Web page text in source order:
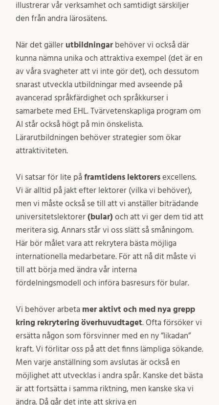
illustrerar vår verksamhet och samtidigt särskiljer
den från andra lärosätens.
När det gäller utbildningarbehöver vi också där
kunna nämna unika och attraktiva exempel (det är en
av våra svagheter att vi inte gör det), och dessutom
snarast utveckla utbildningar med avseende på
avancerad språkfärdighet och språkkurser i
samarbete med EHL. Tvärvetenskapliga program om
AI står också högt på min önskelista.
Lärarutbildningen behöver strategier som ökar
attraktiviteten.
Vi satsar för lite på framtidens lektorers excellens.
Vi är alltid på jakt efter lektorer (vilka vi behöver),
men vi måste också se till att vi anställer biträdande
universitetslektorer (bular) och att vi ger dem tid att
meritera sig. Annars står vi oss slätt så småningom.
Här bör målet vara att rekrytera bästa möjliga
internationella medarbetare. För att nå dit måste vi
till att börja med ändra vår interna
fördelningsmodell och införa basresurs för bular.
Vi behöver arbeta mer aktivt och med nya grepp
kring rekrytering överhuvudtaget. Ofta försöker vi
ersätta någon som försvinner med en ny ”likadan”
kraft. Vi förlitar oss på att det finns lämpliga sökande.
Men varje anställning som avslutas är också en
möjlighet att utvecklas i andra spår. Kanske det bästa
är att fortsätta i samma riktning, men kanske ska vi
ändra. Då går det inte att skriva en